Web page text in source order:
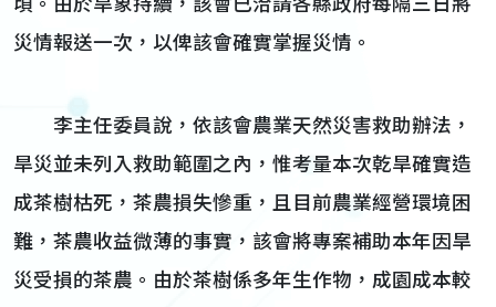
頃。由於旱象持續，該會已洽請各縣政府每隔三日將
災情報送一次，以俾該會確實掌握災情。
李主任委員說，依該會農業天然災害救助辦法，
旱災並未列入救助範圍之內，惟考量本次乾旱確實造
成茶樹枯死，茶農損失慘重，且目前農業經營環境困
難，茶農收益微薄的事實，該會將專案補助本年因旱
災受損的茶農。由於茶樹係多年生作物，成園成本較